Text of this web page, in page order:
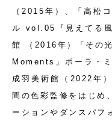
（2015年）、「高松
ル vol.05『見えてる
館 （2016年）「そ
Moments」ポーラ・
成羽美術館（2022年
間の色彩監修をはじめ
ーションやダンスパフ